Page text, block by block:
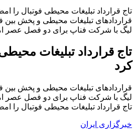
تاج قرارداد تبلیغات محیطی فوتبال را
قراردادهای تبلیغات محیطی و پخش بین
لیگ با شرکت فناپ برای دو فصل عصر
تاج قرارداد تبلیغات
کرد
قراردادهای تبلیغات محیطی و پخش بین
لیگ با شرکت فناپ برای دو فصل عصر
تاج قرارداد تبلیغات محیطی فوتبال را
خبرگزاری ایران